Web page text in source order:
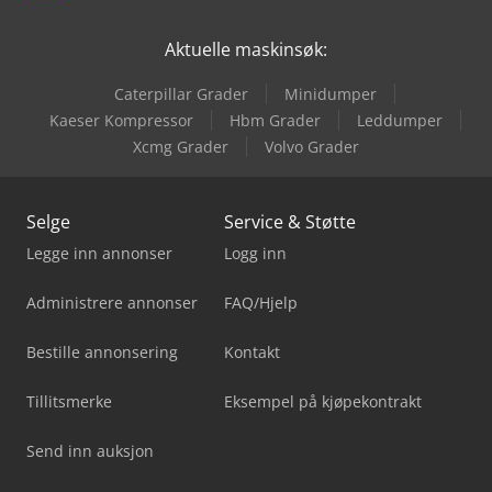
Aktuelle maskinsøk:
Caterpillar Grader
Minidumper
Kaeser Kompressor
Hbm Grader
Leddumper
Xcmg Grader
Volvo Grader
Selge
Legge inn annonser
Administrere annonser
Bestille annonsering
Tillitsmerke
Send inn auksjon
Service & Støtte
Logg inn
FAQ/Hjelp
Kontakt
Eksempel på kjøpekontrakt